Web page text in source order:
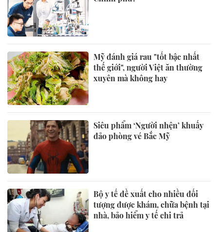
Mỹ đánh giá rau "tốt bậc nhất
thế giới", người Việt ăn thường
xuyên mà không hay
Siêu phẩm ‘Người nhện’ khuấy
đảo phòng vé Bắc Mỹ
Bộ y tế đề xuất cho nhiều đối
tượng được khám, chữa bệnh tại
nhà, bảo hiểm y tế chi trả